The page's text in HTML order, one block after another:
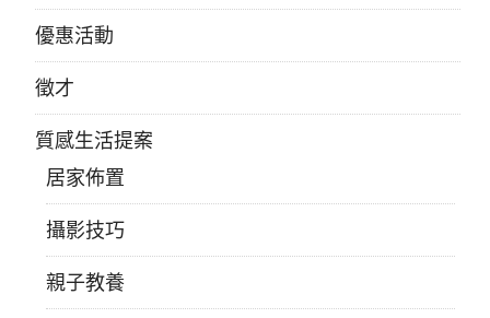
優惠活動
徵才
質感生活提案
居家佈置
攝影技巧
親子教養